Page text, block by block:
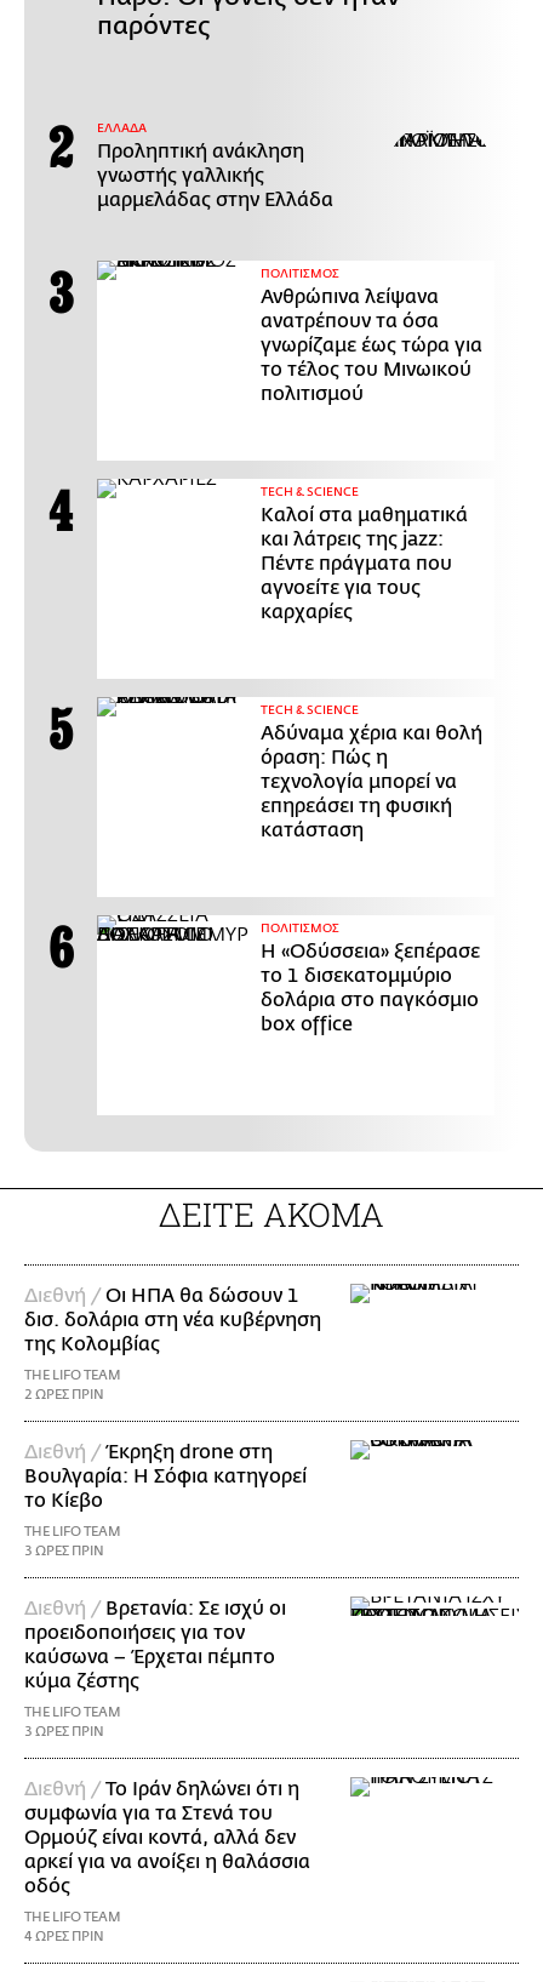
παρόντες
ΕΛΛΑΔΑ
Προληπτική ανάκληση
γνωστής γαλλικής
μαρμελάδας στην Ελλάδα
ΠΟΛΙΤΙΣΜΟΣ
Ανθρώπινα λείψανα
ανατρέπουν τα όσα
γνωρίζαμε έως τώρα για
το τέλος του Μινωικού
πολιτισμού
ΤECH & SCIENCE
Καλοί στα μαθηματικά
και λάτρεις της jazz:
Πέντε πράγματα που
αγνοείτε για τους
καρχαρίες
ΤECH & SCIENCE
Αδύναμα χέρια και θολή
όραση: Πώς η
τεχνολογία μπορεί να
επηρεάσει τη φυσική
κατάσταση
ΠΟΛΙΤΙΣΜΟΣ
Η «Οδύσσεια» ξεπέρασε
το 1 δισεκατομμύριο
δολάρια στο παγκόσμιο
box office
ΔΕΙΤΕ ΑΚΟΜΑ
Διεθνή / Οι ΗΠΑ θα δώσουν 1
δισ. δολάρια στη νέα κυβέρνηση
της Κολομβίας
THE LIFO TEAM
2 ΩΡΕΣ ΠΡΙΝ
Διεθνή /Έκρηξη drone στη
Βουλγαρία: Η Σόφια κατηγορεί
το Κίεβο
THE LIFO TEAM
3 ΩΡΕΣ ΠΡΙΝ
Διεθνή / Βρετανία: Σε ισχύ οι
προειδοποιήσεις για τον
καύσωνα – Έρχεται πέμπτο
κύμα ζέστης
THE LIFO TEAM
3 ΩΡΕΣ ΠΡΙΝ
Διεθνή / Το Ιράν δηλώνει ότι η
συμφωνία για τα Στενά του
Ορμούζ είναι κοντά, αλλά δεν
αρκεί για να ανοίξει η θαλάσσια
οδός
THE LIFO TEAM
4 ΩΡΕΣ ΠΡΙΝ